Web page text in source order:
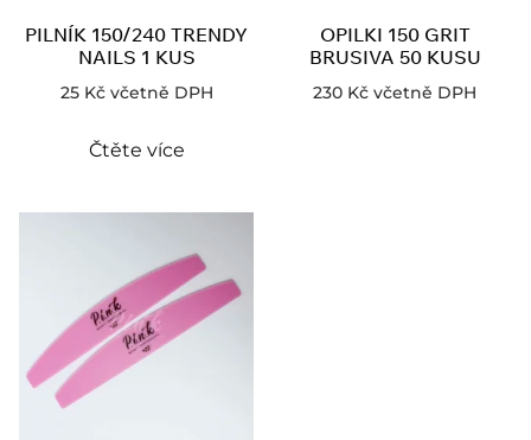
PILNÍK 150/240 TRENDY
NAILS 1 KUS
25 Kč včetně DPH
Čtěte více
OPILKI 150 GRIT
BRUSIVA 50 KUSU
230 Kč včetně DPH